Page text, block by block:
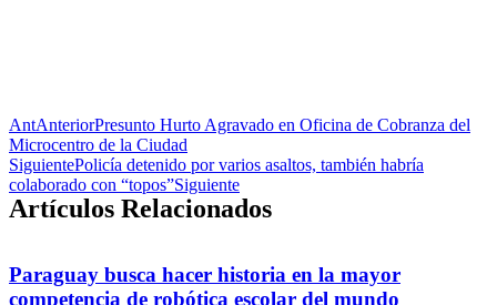
AntAnteriorPresunto Hurto Agravado en Oficina de Cobranza del
Microcentro de la Ciudad
SiguientePolicía detenido por varios asaltos, también habría
colaborado con “topos”Siguiente
Artículos Relacionados
Paraguay busca hacer historia en la mayor
competencia de robótica escolar del mundo